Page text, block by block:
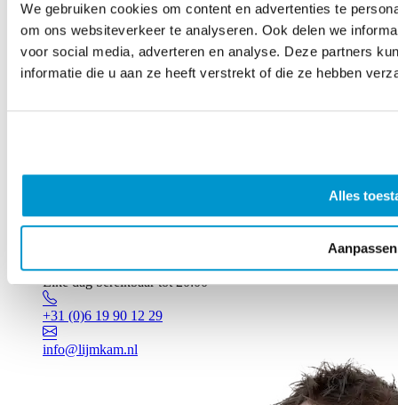
We gebruiken cookies om content en advertenties te
om ons websiteverkeer te analyseren. Ook delen we
voor social media, adverteren en analyse. Deze partners
informatie die u aan ze heeft verstrekt of die ze hebben
Alles
Aanpassen
Elke dag bereikbaar tot 20:00
+31 (0)6 19 90 12 29
info@lijmkam.nl